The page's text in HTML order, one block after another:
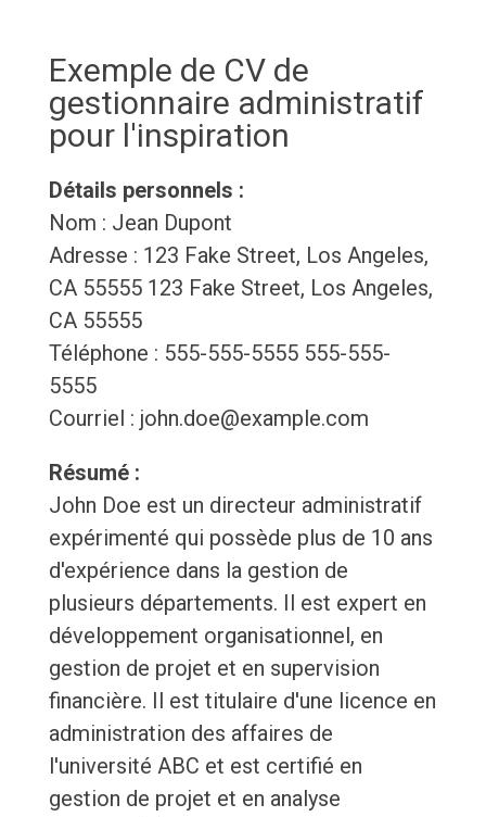
Exemple de CV de
gestionnaire administratif
pour l'inspiration
Détails personnels :
Nom : Jean Dupont
Adresse : 123 Fake Street, Los Angeles,
CA 55555 123 Fake Street, Los Angeles,
CA 55555
Téléphone : 555-555-5555 555-555-
5555
Courriel : john.doe@example.com
Résumé :
John Doe est un directeur administratif
expérimenté qui possède plus de 10 ans
d'expérience dans la gestion de
plusieurs départements. Il est expert en
développement organisationnel, en
gestion de projet et en supervision
financière. Il est titulaire d'une licence en
administration des affaires de
l'université ABC et est certifié en
gestion de projet et en analyse